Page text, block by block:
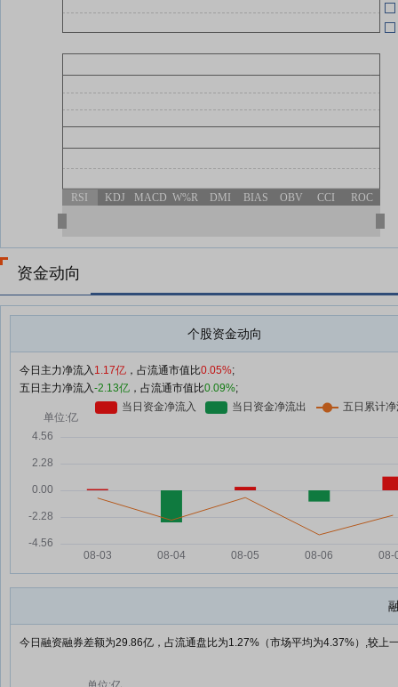
RSI KDJ MACD W%R DMI BIAS OBV CCI ROC
资金动向
个股资金动向
今日主力净流入 1.17亿 ，占流通市值比0.05%;
五日主力净流入-2.13亿 ，占流通市值比0.09%;
今日融资融券差额为29.86亿，占流通盘比为1.27%（市场平均为4.37%）,较上